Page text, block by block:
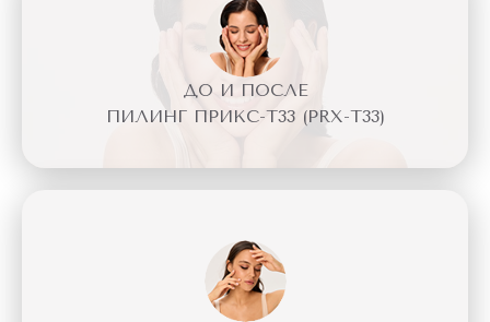
ДО И ПОСЛЕ
ПИЛИНГ ПРИКС-Т33 (PRX-T33)